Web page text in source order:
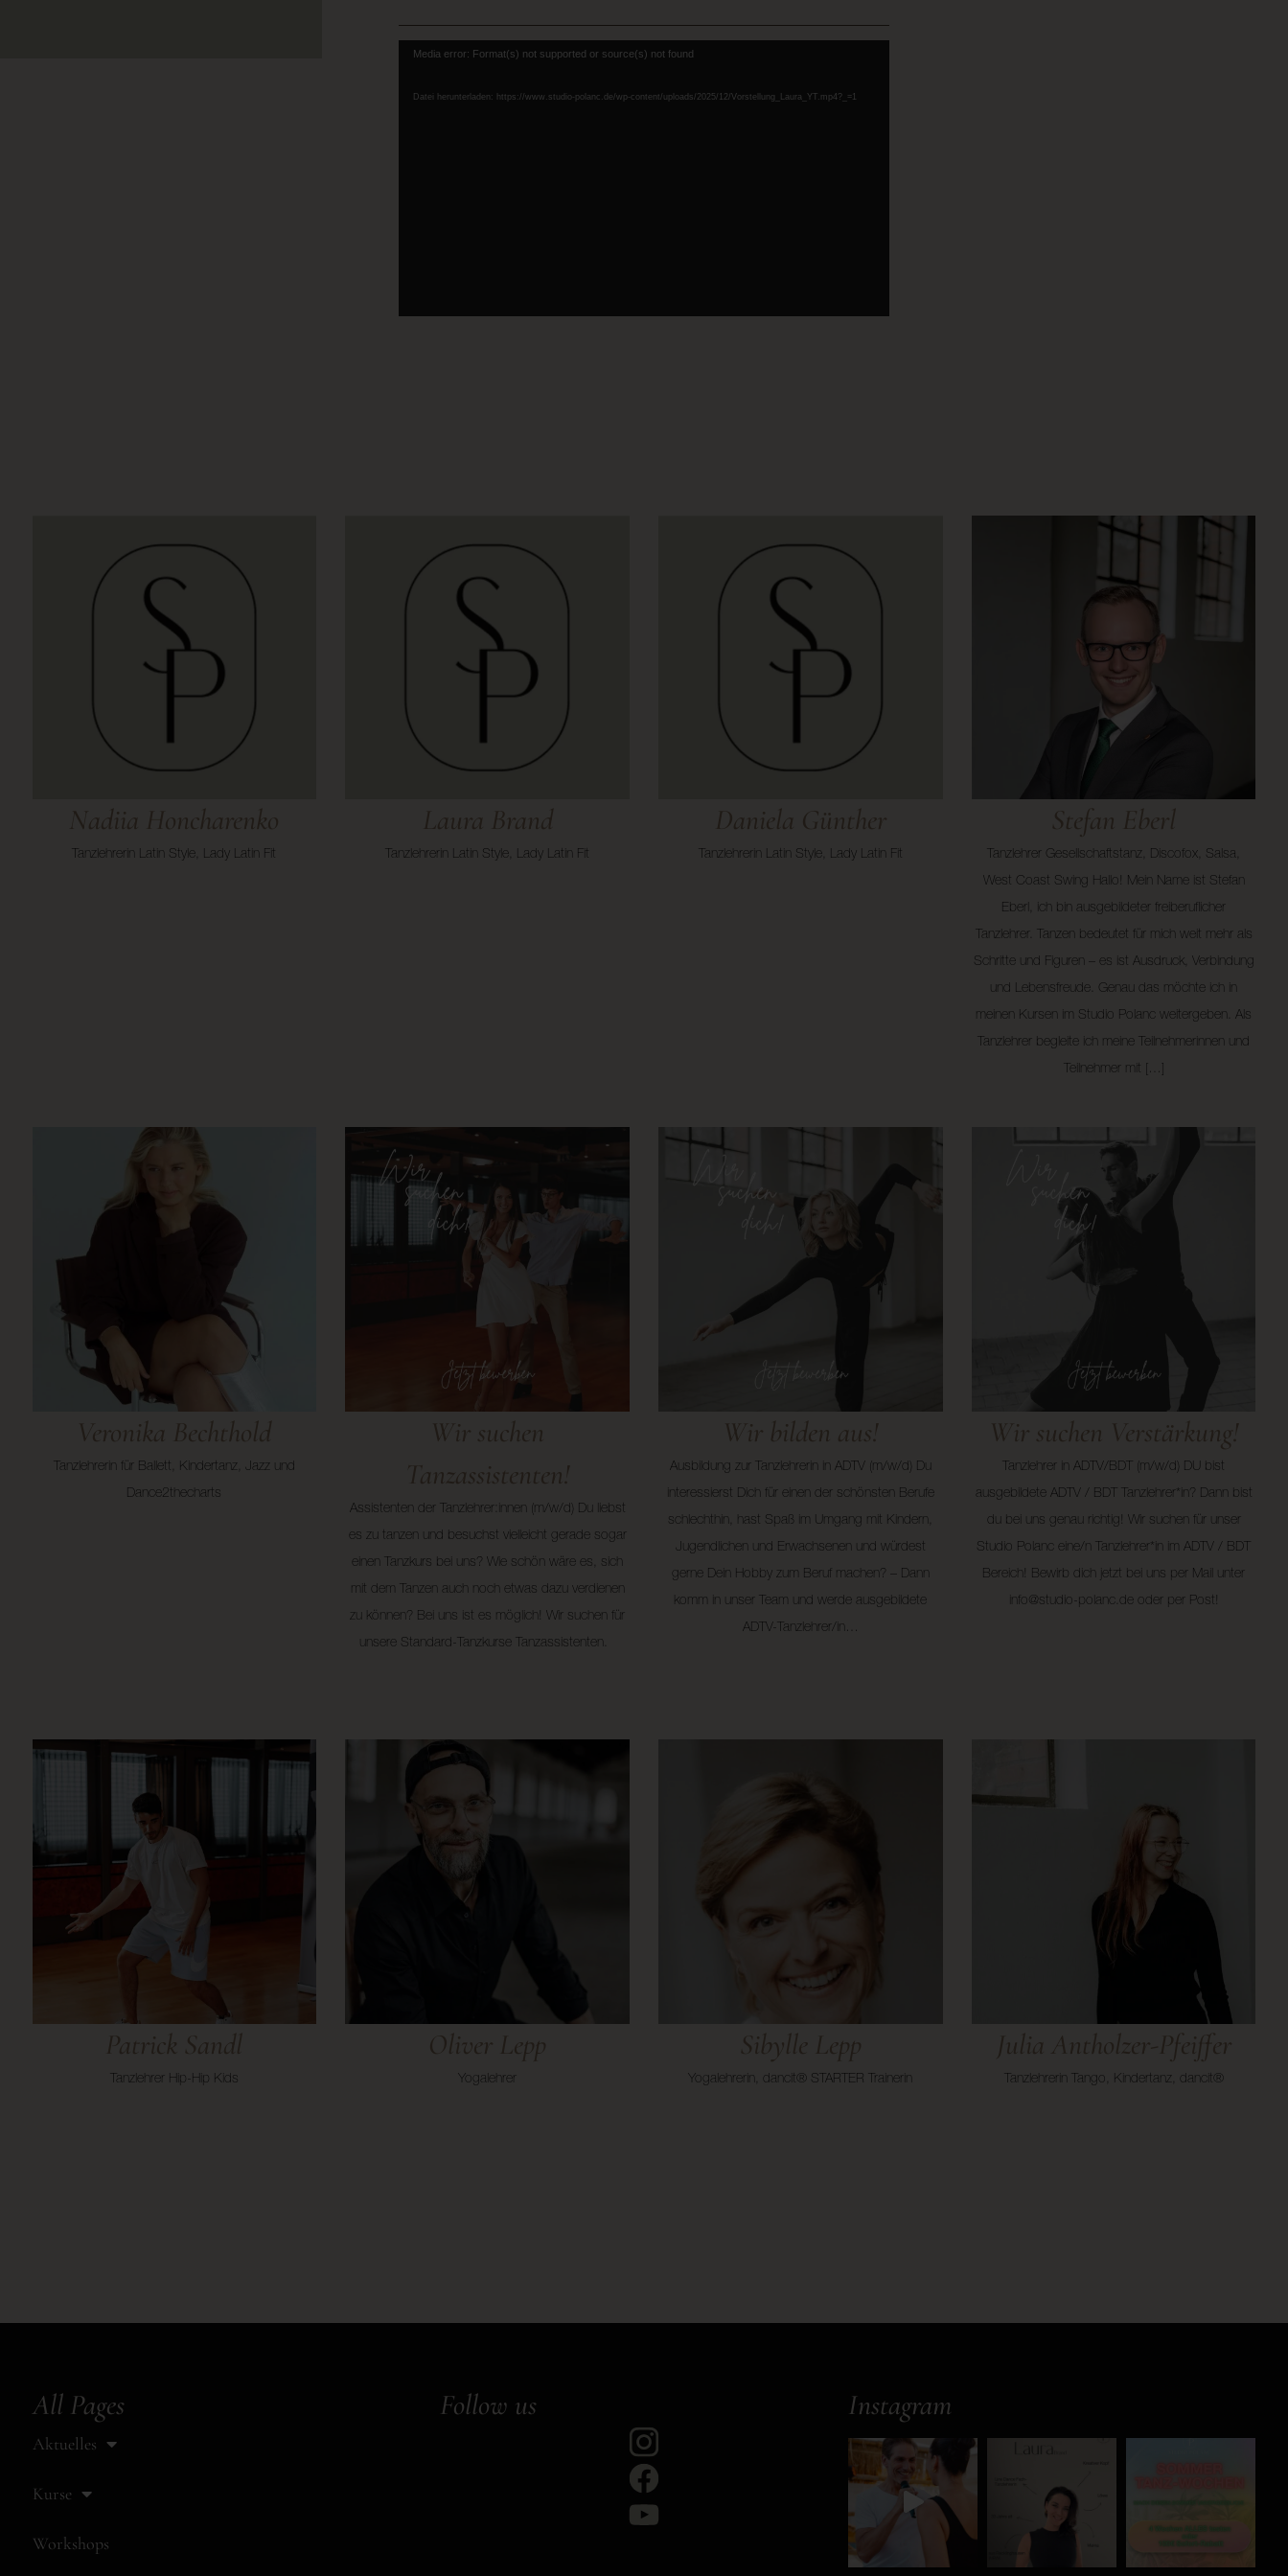
Video-
Media error: Format(s) not supported or source(s) not found
Datei herunterladen: https://www.studio-polanc.de/wp-content/uploads/2025/12/Vorstellung_Laura_YT.mp4?_=1
Nadiia Honcharenko
Tanzlehrerin Latin Style, Lady Latin Fit
Laura Brand
Tanzlehrerin Latin Style, Lady Latin Fit
Daniela Günther
Tanzlehrerin Latin Style, Lady Latin Fit
Stefan Eberl
Tanzlehrer Gesellschaftstanz, Discofox, Salsa,
West Coast Swing Hallo! Mein Name ist Stefan
Eberl, ich bin ausgebildeter freiberuflicher
Tanzlehrer. Tanzen bedeutet für mich weit mehr als
Schritte und Figuren – es ist Ausdruck, Verbindung
und Lebensfreude. Genau das möchte ich in
meinen Kursen im Studio Polanc weitergeben. Als
Tanzlehrer begleite ich meine Teilnehmerinnen und
Teilnehmer mit […]
Veronika Bechthold
Tanzlehrerin für Ballett, Kindertanz, Jazz und
Dance2thecharts
Wir suchen
Tanzassistenten!
Assistenten der Tanzlehrer:innen (m/w/d) Du liebst
es zu tanzen und besuchst vielleicht gerade sogar
einen Tanzkurs bei uns? Wie schön wäre es, sich
mit dem Tanzen auch noch etwas dazu verdienen
zu können? Bei uns ist es möglich! Wir suchen für
unsere Standard-Tanzkurse Tanzassistenten.
Wir bilden aus!
Ausbildung zur Tanzlehrerin in ADTV (m/w/d) Du
interessierst Dich für einen der schönsten Berufe
schlechthin, hast Spaß im Umgang mit Kindern,
Jugendlichen und Erwachsenen und würdest
gerne Dein Hobby zum Beruf machen? – Dann
komm in unser Team und werde ausgebildete
ADTV-Tanzlehrer/in…
Wir suchen Verstärkung!
Tanzlehrer in ADTV/BDT (m/w/d) DU bist
ausgebildete ADTV / BDT Tanzlehrer*in? Dann bist
du bei uns genau richtig! Wir suchen für unser
Studio Polanc eine/n Tanzlehrer*in im ADTV / BDT
Bereich! Bewirb dich jetzt bei uns per Mail unter
info@studio-polanc.de oder per Post!
Patrick Sandl
Tanzlehrer Hip-Hip Kids
Oliver Lepp
Yogalehrer
Sibylle Lepp
Yogalehrerin, dancit® STARTER Trainerin
Julia Antholzer-Pfeiffer
Tanzlehrerin Tango, Kindertanz, dancit®
All Pages
Aktuelles
Kurse
Workshops
Follow us Instagram